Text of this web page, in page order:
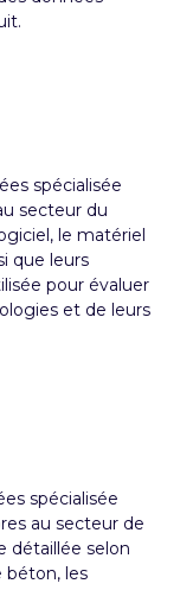
spécialisée
secteur du
le matériel
que leurs
pour évaluer
et de leurs
spécialisée
au secteur de
détaillée selon
béton, les